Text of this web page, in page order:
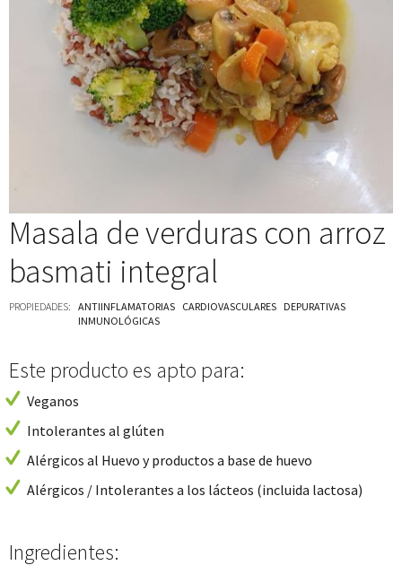
Masala de verduras con arroz
basmati integral
PROPIEDADES: ANTIINFLAMATORIAS CARDIOVASCULARES DEPURATIVAS
INMUNOLÓGICAS
Este producto es apto para:
Veganos
Intolerantes al glúten
Alérgicos al Huevo y productos a base de huevo
Alérgicos / Intolerantes a los lácteos (incluida lactosa)
Ingredientes: